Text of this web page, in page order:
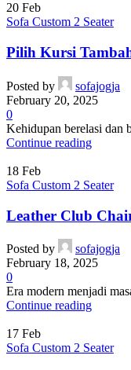
20 Feb
Sofa Custom 2 Seater
Pilih Kursi
Posted by
sofajogja
February 20, 2025
0
Kehidupan berelasi dan
Continue reading
18 Feb
Sofa Custom 2 Seater
Leather Club
Posted by
sofajogja
February 18, 2025
0
Era modern menjadi
Continue reading
17 Feb
Sofa Custom 2 Seater